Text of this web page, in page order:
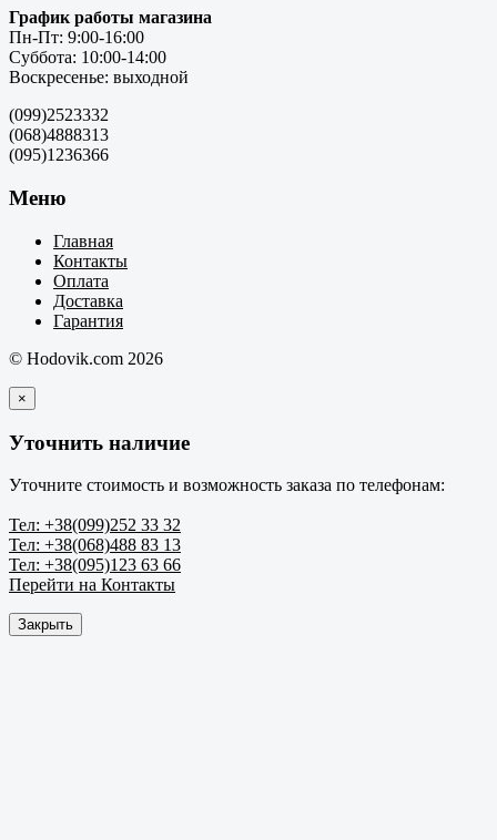
График работы магазина
Пн-Пт: 9:00-16:00
Суббота: 10:00-14:00
Воскресенье: выходной
(099)2523332
(068)4888313
(095)1236366
Меню
Главная
Контакты
Оплата
Доставка
Гарантия
© Hodovik.com 2026
×
Уточнить наличие
Уточните стоимость и возможность заказа по телефонам:
Тел: +38(099)252 33 32
Тел: +38(068)488 83 13
Тел: +38(095)123 63 66
Перейти на Контакты
Закрыть